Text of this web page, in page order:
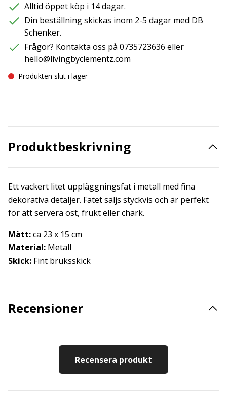
Alltid öppet köp i 14 dagar.
Din beställning skickas inom 2-5 dagar med DB
Schenker.
Frågor? Kontakta oss på 0735723636 eller
hello@livingbyclementz.com
Produkten slut i lager
Produktbeskrivning
Ett vackert litet uppläggningsfat i metall med fina
dekorativa detaljer. Fatet säljs styckvis och är perfekt
för att servera ost, frukt eller chark.
Mått:ca 23 x 15 cm
Material: Metall
Skick: Fint bruksskick
Recensioner
Recensera produkt